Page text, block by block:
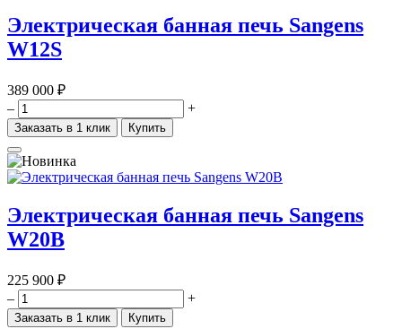
Электрическая банная печь Sangens
W12S
389 000 ₽
–
+
Заказать в 1 клик Купить
Электрическая банная печь Sangens
W20B
225 900 ₽
–
+
Заказать в 1 клик Купить